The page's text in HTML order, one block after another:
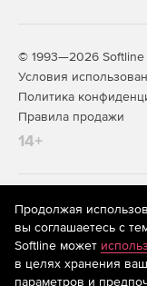
© 1993—2026 Softline
Условия
Политика
Правила продажи
14+
На информационном
рекомендательные
предоставления
систематизации и
предпочтениям
находящихся на
Продолжая
вы соглашаетесь с
Softline может
в целях хранения
параметров и